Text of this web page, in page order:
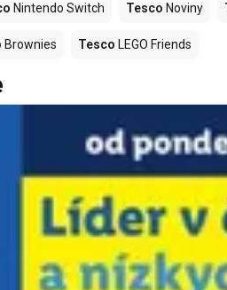
Nintendo Switch Tesco Noviny
Brownies Tesco LEGO Friends